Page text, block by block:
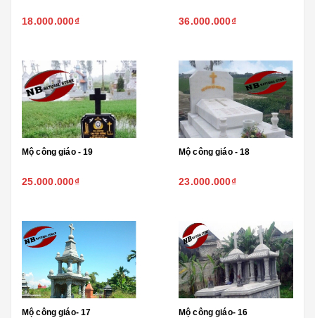
18.000.000₫ 36.000.000₫
Mộ công giáo - 19
25.000.000₫
Mộ công giáo - 18
23.000.000₫
Mộ công giáo- 17 Mộ công giáo- 16